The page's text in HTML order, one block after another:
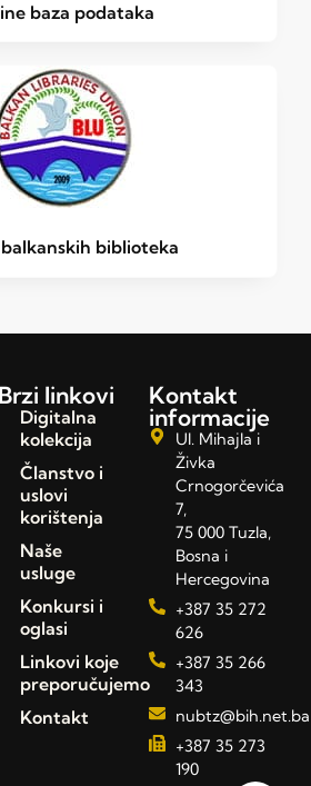
baza podataka
biblioteka
Brzi linkovi
Digitalna
kolekcija
Članstvo i
uslovi
korištenja
Naše
usluge
Konkursi i
oglasi
Linkovi koje
preporučujemo
Kontakt
Kontakt
informacije
Ul. Mihajla i
Živka
Crnogorčevića
7,
75 000 Tuzla,
Bosna i
Hercegovina
+387 35 272
626
+387 35 266
343
nubtz@bih.net.ba
+387 35 273
190